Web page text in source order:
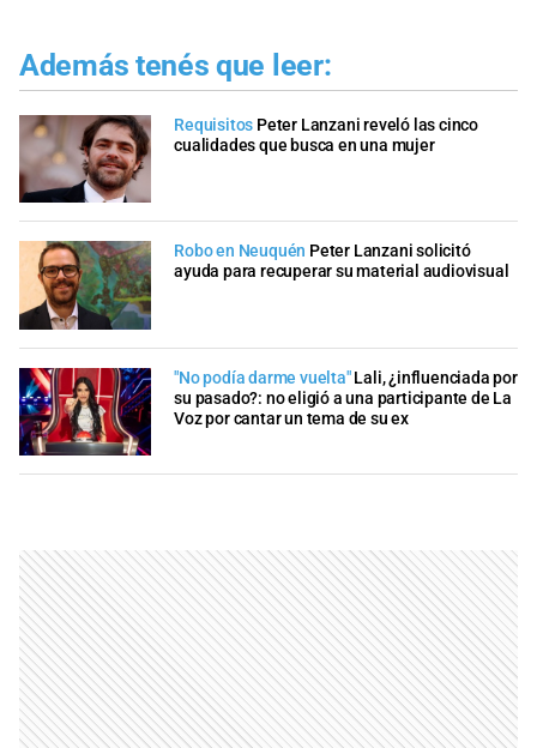
Además tenés que leer:
Requisitos Peter Lanzani reveló las cinco
cualidades que busca en una mujer
Robo en Neuquén Peter Lanzani solicitó
ayuda para recuperar su material audiovisual
"No podía darme vuelta" Lali, ¿influenciada por
su pasado?: no eligió a una participante de La
Voz por cantar un tema de su ex